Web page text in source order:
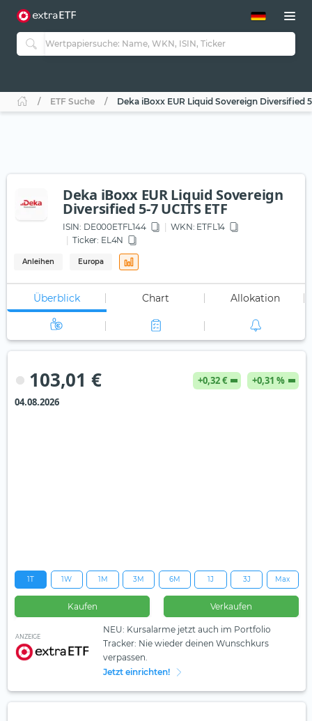
ETF-Guide 2.0
Guide Aktive ETFs
ETF-Sparpläne
ETF Suche Deka iBoxx EUR Liquid Sovereign Diversified
Deka iBoxx EUR Liquid Sovereign
Diversified 5-7 UCITS ETF
ISIN: DE000ETFL144 WKN: ETFL14
Ticker: EL4N
Anleihen Europa
Überblick Chart Allokation
103,01 € +0,32 €
+0,31 %
04.08.2026
1T 1W 1M 3M 6M 1J 3J Max
Kaufen Verkaufen
ANZEIGE
NEU: Kursalarme jetzt auch im Portfolio
Tracker: Nie wieder deinen Wunschkurs
verpassen.
Jetzt einrichten!